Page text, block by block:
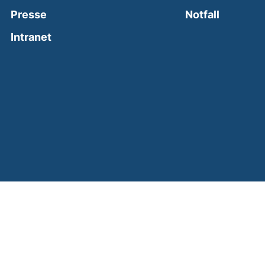
Presse
Intranet(external link, opens in a new window)
Notfall